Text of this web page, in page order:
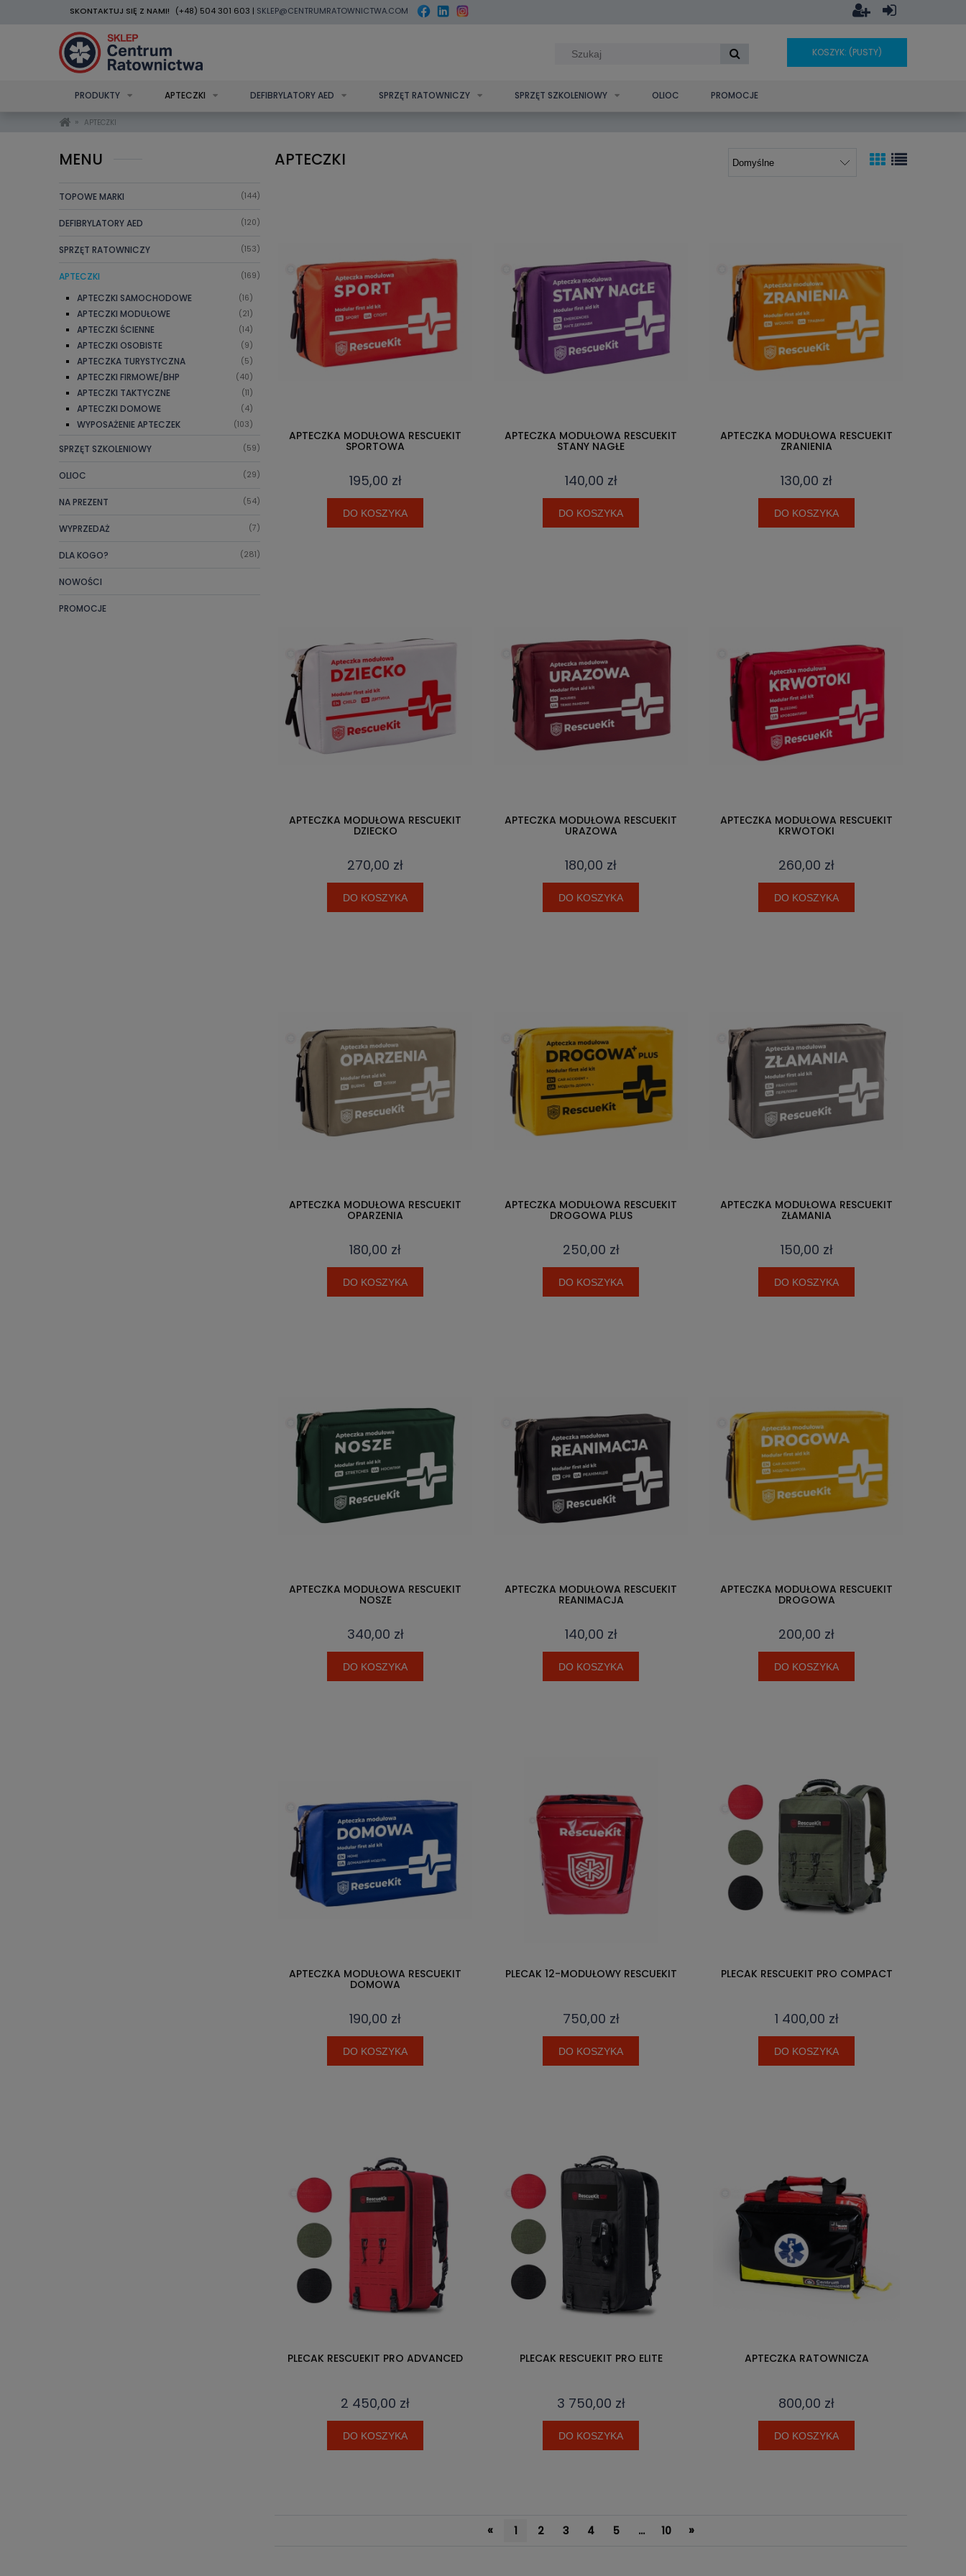
SKONTAKTUJ SIĘ Z NAMI! (+48) 504 301 603 | SKLEP@CENTRUMRATOWNICTWA.COM
KOSZYK: (PUSTY)
PRODUKTY APTECZKI DEFIBRYLATORY AED SPRZĘT RATOWNICZY SPRZĘT SZKOLENIOWY OLIOC PROMOCJE
» APTECZKI
MENU
TOPOWE MARKI (144)
DEFIBRYLATORY AED (120)
SPRZĘT RATOWNICZY (153)
APTECZKI (169)
APTECZKI SAMOCHODOWE (16)
APTECZKI MODUŁOWE (21)
APTECZKI ŚCIENNE (14)
APTECZKI OSOBISTE (9)
APTECZKA TURYSTYCZNA (5)
APTECZKI FIRMOWE/BHP (40)
APTECZKI TAKTYCZNE (11)
APTECZKI DOMOWE (4)
WYPOSAŻENIE APTECZEK (103)
SPRZĘT SZKOLENIOWY (59)
OLIOC (29)
NA PREZENT (54)
WYPRZEDAŻ (7)
DLA KOGO? (281)
NOWOŚCI
PROMOCJE
APTECZKI
APTECZKA MODUŁOWA RESCUEKIT
SPORTOWA
195,00 zł
DO KOSZYKA
APTECZKA MODUŁOWA RESCUEKIT
STANY NAGŁE
140,00 zł
DO KOSZYKA
APTECZKA MODUŁOWA RESCUEKIT
ZRANIENIA
130,00 zł
DO KOSZYKA
APTECZKA MODUŁOWA RESCUEKIT
DZIECKO
270,00 zł
DO KOSZYKA
APTECZKA MODUŁOWA RESCUEKIT
URAZOWA
180,00 zł
DO KOSZYKA
APTECZKA MODUŁOWA RESCUEKIT
KRWOTOKI
260,00 zł
DO KOSZYKA
APTECZKA MODUŁOWA RESCUEKIT
OPARZENIA
180,00 zł
DO KOSZYKA
APTECZKA MODUŁOWA RESCUEKIT
DROGOWA PLUS
250,00 zł
DO KOSZYKA
APTECZKA MODUŁOWA RESCUEKIT
ZŁAMANIA
150,00 zł
DO KOSZYKA
APTECZKA MODUŁOWA RESCUEKIT
NOSZE
340,00 zł
DO KOSZYKA
APTECZKA MODUŁOWA RESCUEKIT
REANIMACJA
140,00 zł
DO KOSZYKA
APTECZKA MODUŁOWA RESCUEKIT
DROGOWA
200,00 zł
DO KOSZYKA
APTECZKA MODUŁOWA RESCUEKIT
DOMOWA
190,00 zł
DO KOSZYKA
PLECAK 12-MODUŁOWY RESCUEKIT
750,00 zł
DO KOSZYKA
PLECAK RESCUEKIT PRO COMPACT
1 400,00 zł
DO KOSZYKA
PLECAK RESCUEKIT PRO ADVANCED
2 450,00 zł
DO KOSZYKA
PLECAK RESCUEKIT PRO ELITE
3 750,00 zł
DO KOSZYKA
APTECZKA RATOWNICZA
800,00 zł
DO KOSZYKA
« 1 2 3 4 5 ... 10 »